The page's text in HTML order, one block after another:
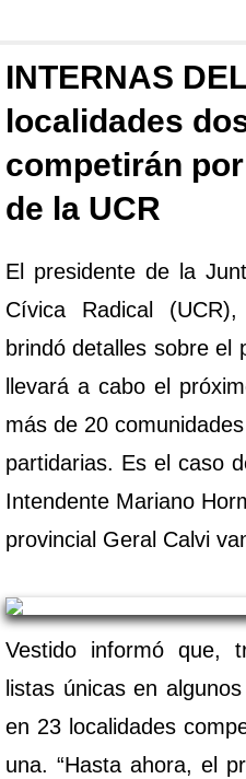
INTERNAS
localidades
competirán
de la UCR
El presidente de la
Cívica Radical
brindó detalles sobre el
llevará a cabo el
más de 20
partidarias. Es el caso
Intendente Mariano
provincial Geral Calvi
Vestido informó que,
listas únicas en
en 23 localidades
una. “Hasta ahora, el